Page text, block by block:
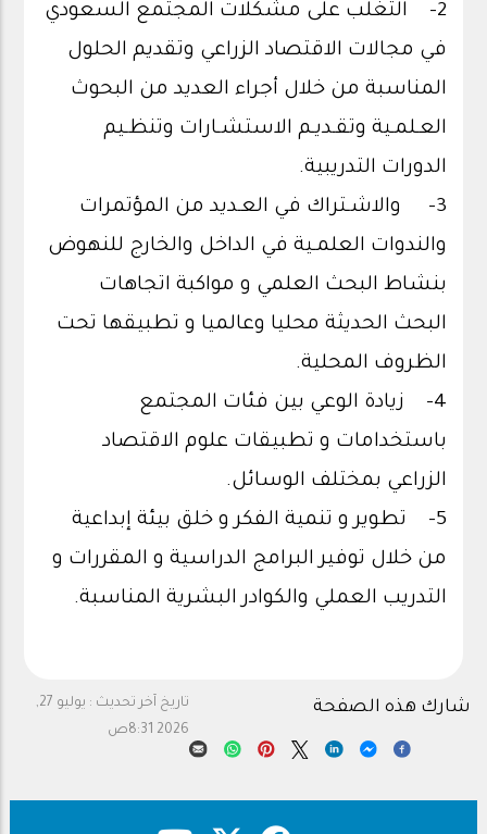
2- التغلب على مشكلات المجتمع السعودي
في مجالات الاقتصاد الزراعي وتقديم الحلول
المناسبة من خلال أجراء العديد من البحوث
العـلمـية وتقـديـم الاستشـارات وتنظـيم
الدورات التدريبية.
3- والاشـتراك في العـديد من المؤتمرات
والندوات العلمـية في الداخل والخارج للنهوض
بنشاط البحث العلمي و مواكبة اتجاهات
البحث الحديثة محليا وعالميا و تطبيقها تحت
الظروف المحلية.
4- زيادة الوعي بين فئات المجتمع
باستخدامات و تطبيقات علوم الاقتصاد
الزراعي بمختلف الوسائل.
5- تطوير و تنمية الفكر و خلق بيئة إبداعية
من خلال توفير البرامج الدراسية و المقررات و
التدريب العملي والكوادر البشرية المناسبة.
تاريخ آخر تحديث :
يوليو 27,
2026 8:31ص
شارك هذه الصفحة